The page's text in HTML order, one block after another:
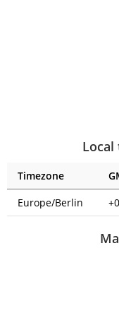
Local
Timezone
Europe/Berlin